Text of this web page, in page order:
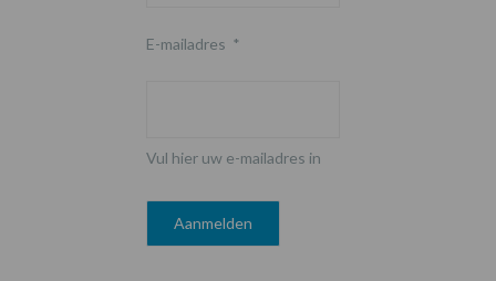
E-mailadres *
Vul hier uw e-mailadres in